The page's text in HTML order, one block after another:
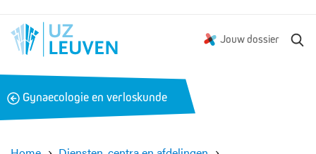
Jouw dossier
B
k
Gynaecologie en verloskunde